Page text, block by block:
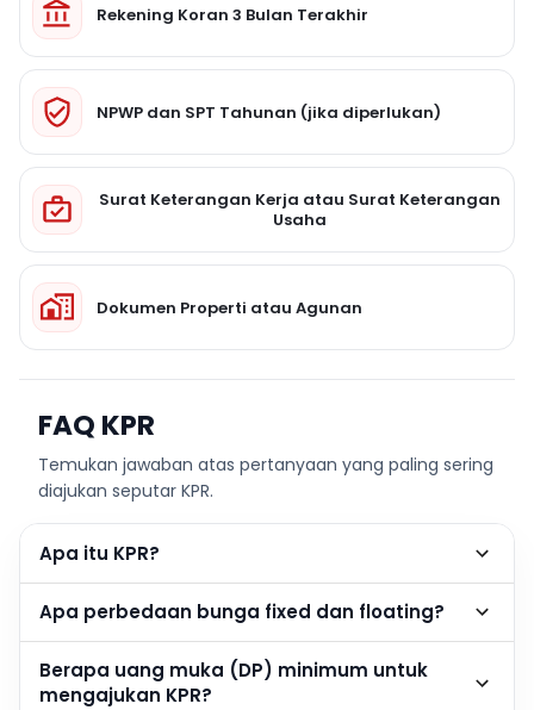
Rekening Koran 3 Bulan Terakhir
NPWP dan SPT Tahunan (jika diperlukan)
Surat Keterangan Kerja atau Surat Keterangan
Usaha
Dokumen Properti atau Agunan
FAQ KPR
Temukan jawaban atas pertanyaan yang paling sering
diajukan seputar KPR.
Apa itu KPR?
Apa perbedaan bunga fixed dan floating?
Berapa uang muka (DP) minimum untuk
mengajukan KPR?